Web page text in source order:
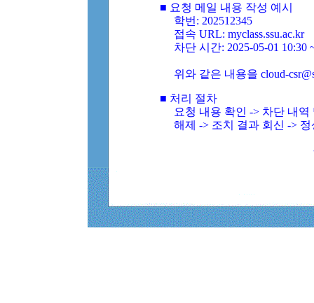
■ 요청 메일 내용 작성 예시
학번: 202512345
접속 URL: myclass.ssu.ac.kr
차단 시간: 2025-05-01 10:30
위와 같은 내용을 cloud-
■ 처리 절차
요청 내용 확인 -> 차단 내
해제 -> 조치 결과 회신 ->